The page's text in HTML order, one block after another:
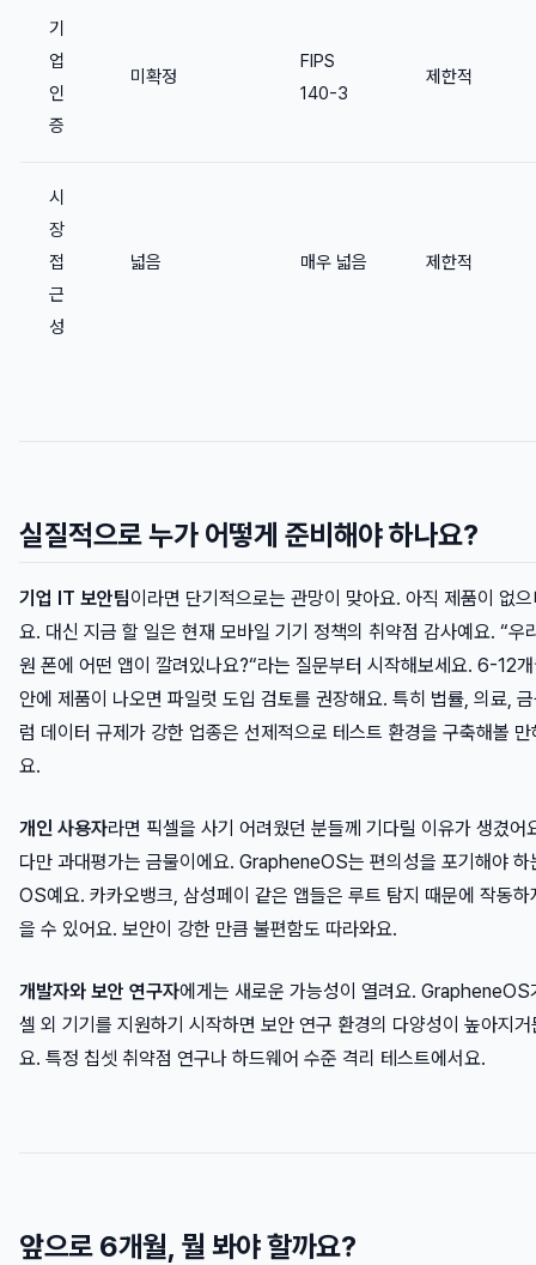
기
업
인
증
미확정
FIPS
140-3
제한적
시
장
접
근
성
넓음 매우 넓음 제한적
실질적으로 누가 어떻게 준비해야 하나요?
기업 IT 보안팀이라면 단기적으로는 관망이 맞아요. 아직 제품이 없
요. 대신 지금 할 일은 현재 모바일 기기 정책의 취약점 감사예요. “우
원 폰에 어떤 앱이 깔려있나요?“라는 질문부터 시작해보세요. 6-12
안에 제품이 나오면 파일럿 도입 검토를 권장해요. 특히 법률, 의료,
럼 데이터 규제가 강한 업종은 선제적으로 테스트 환경을 구축해볼 만
요.
개인 사용자라면 픽셀을 사기 어려웠던 분들께 기다릴 이유가 생겼어
다만 과대평가는 금물이에요. GrapheneOS는 편의성을 포기해야 하
OS예요. 카카오뱅크, 삼성페이 같은 앱들은 루트 탐지 때문에 작동하
을 수 있어요. 보안이 강한 만큼 불편함도 따라와요.
개발자와 보안 연구자에게는 새로운 가능성이 열려요. GrapheneOS
셀 외 기기를 지원하기 시작하면 보안 연구 환경의 다양성이 높아지거
요. 특정 칩셋 취약점 연구나 하드웨어 수준 격리 테스트에서요.
앞으로 6개월, 뭘 봐야 할까요?